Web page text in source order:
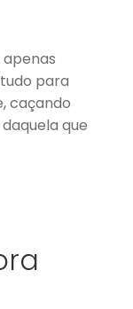
para
caçando
que